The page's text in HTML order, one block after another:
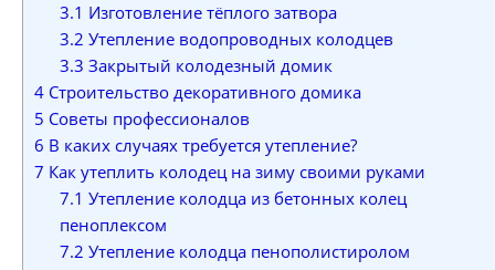
3.1 Изготовление тёплого затвора
3.2 Утепление водопроводных колодцев
3.3 Закрытый колодезный домик
4 Строительство декоративного домика
5 Советы профессионалов
6 В каких случаях требуется утепление?
7 Как утеплить колодец на зиму своими руками
7.1 Утепление колодца из бетонных колец
пеноплексом
7.2 Утепление колодца пенополистиролом